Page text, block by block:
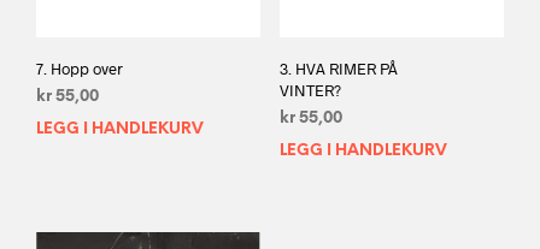
7. Hopp over
kr 55,00
LEGG I HANDLEKURV
3. HVA RIMER PÅ
VINTER?
kr55,00
LEGG I HANDLEKURV